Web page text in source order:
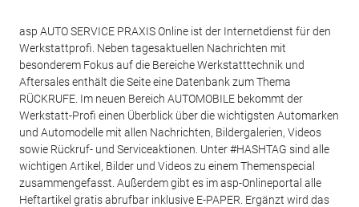
asp AUTO SERVICE PRAXIS Online ist der Internetdienst für den
Werkstattprofi. Neben tagesaktuellen Nachrichten mit
besonderem Fokus auf die Bereiche Werkstatttechnik und
Aftersales enthält die Seite eine Datenbank zum Thema
RÜCKRUFE. Im neuen Bereich AUTOMOBILE bekommt der
Werkstatt-Profi einen Überblick über die wichtigsten Automarken
und Automodelle mit allen Nachrichten, Bildergalerien, Videos
sowie Rückruf- und Serviceaktionen. Unter #HASHTAG sind alle
wichtigen Artikel, Bilder und Videos zu einem Themenspecial
zusammengefasst. Außerdem gibt es im asp-Onlineportal alle
Heftartikel gratis abrufbar inklusive E-PAPER. Ergänzt wird das